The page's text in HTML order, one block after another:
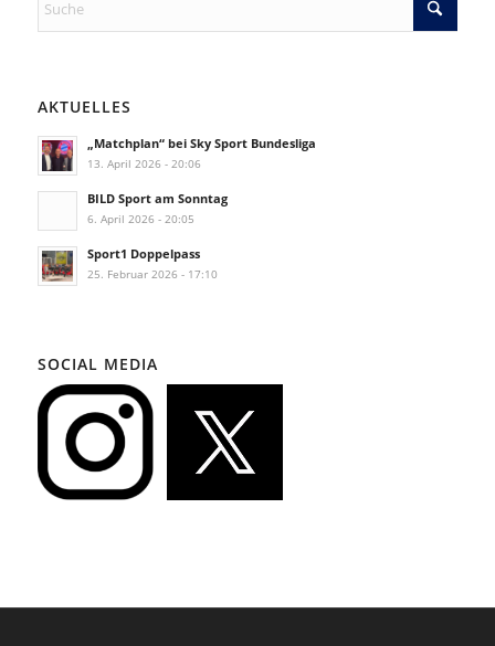
AKTUELLES
„Matchplan“ bei Sky Sport Bundesliga
13. April 2026 - 20:06
BILD Sport am Sonntag
6. April 2026 - 20:05
Sport1 Doppelpass
25. Februar 2026 - 17:10
SOCIAL MEDIA